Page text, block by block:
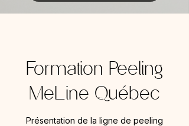
Formation Peeling
MeLine Québec
Présentation de la ligne de peeling